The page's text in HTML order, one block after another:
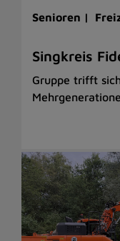
Senioren |
Singkreis
Gruppe trifft